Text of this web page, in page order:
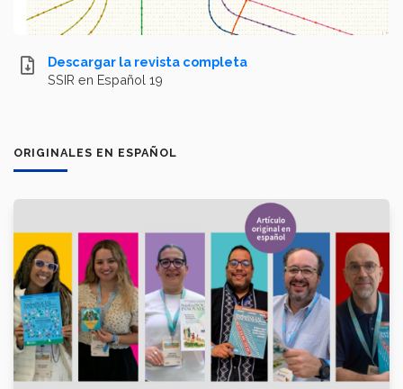
Descargar la revista completa
SSIR en Español 19
ORIGINALES EN ESPAÑOL